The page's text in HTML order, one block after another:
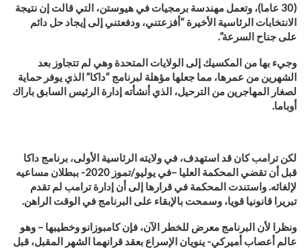
(30 عاما)، وتعمل مهندسة برمجيات في هيوستن، التي قالت إن نتيجة
الانتخابات الرئاسية الأخيرة “أفزعتني، ودفعتني إلى إيجاد حل دائم
على جناح السرعة”.
وجيء بها من المكسيك إلى الولايات المتحدة وهي لم تتجاوز بعد
الشهرين من عمرها، مما جعلها مؤهلة لبرنامج “داكا” الذي يوفر حماية
لصغار المهاجرين من الترحيل، الذي أنشأته إدارة الرئيس السابق باراك
أوباما.
لكن ترامب كان قد استهدف، في ولايته الرئاسية الأولى، برنامج داكا
قبل أن تقضي المحكمة العليا –
في يوليو/تموز 2020- ببطلان مساعيه
لإلغائه. واستندت المحكمة في قرارها إلى أن إدارة ترامب لم تقدم
تبريرا قانونيا قويا، وسمحت بالإبقاء على البرنامج في الوقت الراهن.
ونظرا لأن البرنامج معرض للخطر الآن، فإن كامبوزانو وخطيبها – وهو
عالم أعصاب أميركي- ينويان الإسراع بعقد قرانهما الشهر المقبل، قبل